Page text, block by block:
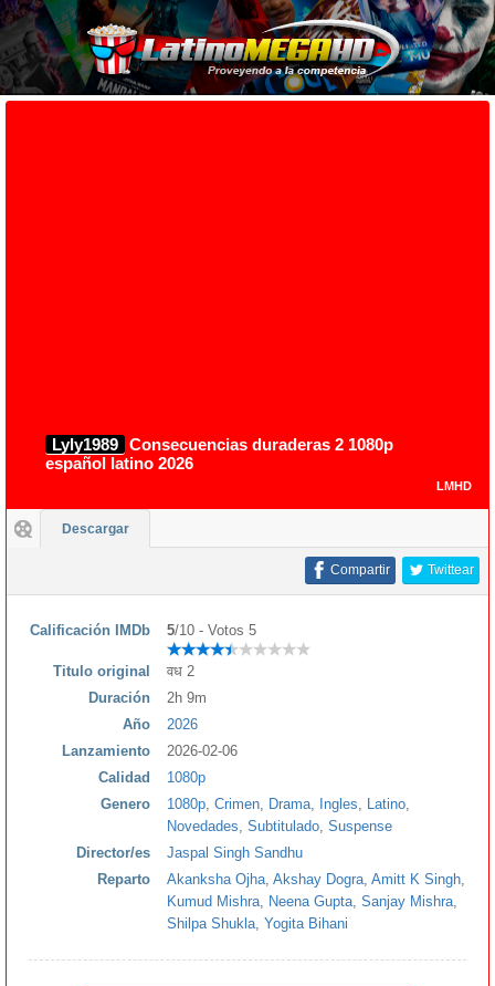
Lyly1989 Consecuencias duraderas 2 1080p
español latino 2026
LMHD
Descargar
Twittear
Compartir
Calificación IMDb 5/10 - Votos 5
Titulo original
वध 2
Duración
2h 9m
Año
2026
Lanzamiento
2026-02-06
Calidad
1080p
Genero
1080p Crimen Drama Ingles Latino
Novedades Subtitulado Suspense
Director/es
Jaspal Singh Sandhu
Reparto
Akanksha Ojha Akshay Dogra Amitt K Singh
Kumud Mishra
Neena Gupta Sanjay Mishra
Shilpa Shukla Yogita Bihani